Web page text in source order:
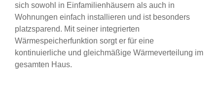
sich sowohl in Einfamilienhäusern als auch in
Wohnungen einfach installieren und ist besonders
platzsparend. Mit seiner integrierten
Wärmespeicherfunktion sorgt er für eine
kontinuierliche und gleichmäßige Wärmeverteilung im
gesamten Haus.